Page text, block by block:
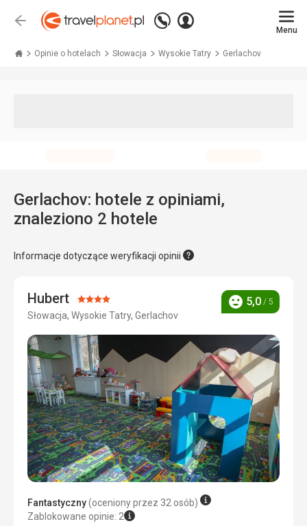
Wstecz
Zadzwoń
+48 71 771 76 55
Zaloguj
Menu
Opinie o hotelach Słowacja Wysokie Tatry Gerlachov
Gerlachov: hotele z opiniami,
znaleziono 2 hotele
Informacje dotyczące weryfikacji opinii
Hubert Ocena:
4/5
Słowacja, Wysokie Tatry, Gerlachov
Ocena
5,0 / 5
Fantastyczny(oceniony przez 32 osób)
Zablokowane opinie: 2